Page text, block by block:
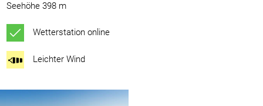
Seehöhe 398 m
Wetterstation online
Leichter Wind